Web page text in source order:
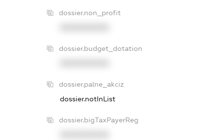
dossier.non_profit
dossier.budget_dotation
dossier.palne_akciz
dossier.notInList
dossier.bigTaxPayerReg